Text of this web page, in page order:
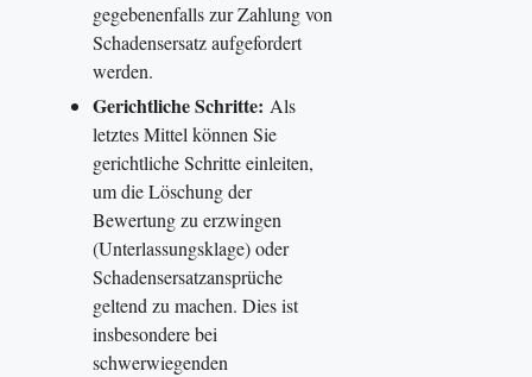
gegebenenfalls zur Zahlung von
Schadensersatz aufgefordert
werden.
Gerichtliche Schritte: Als
letztes Mittel können Sie
gerichtliche Schritte einleiten,
um die Löschung der
Bewertung zu erzwingen
(Unterlassungsklage) oder
Schadensersatzansprüche
geltend zu machen. Dies ist
insbesondere bei
schwerwiegenden